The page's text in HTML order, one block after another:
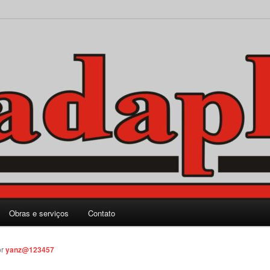
Ltda.
Obras e serviços Contato
yanz@123457